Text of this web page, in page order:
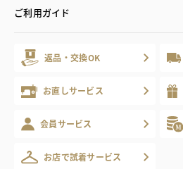
ご利用ガイド
返品・交換OK
お直しサービス
会員サービス
お店で試着サービス